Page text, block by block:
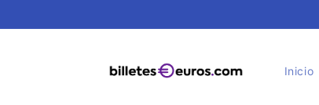
al contenido
Inicio